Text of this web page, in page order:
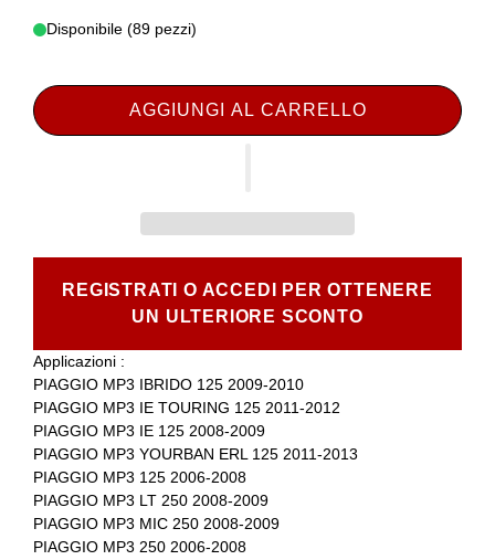
Disponibile (89 pezzi)
AGGIUNGI AL CARRELLO
REGISTRATI O ACCEDI PER OTTENERE
UN ULTERIORE SCONTO
Applicazioni :
PIAGGIO MP3 IBRIDO 125 2009-2010
PIAGGIO MP3 IE TOURING 125 2011-2012
PIAGGIO MP3 IE 125 2008-2009
PIAGGIO MP3 YOURBAN ERL 125 2011-2013
PIAGGIO MP3 125 2006-2008
PIAGGIO MP3 LT 250 2008-2009
PIAGGIO MP3 MIC 250 2008-2009
PIAGGIO MP3 250 2006-2008